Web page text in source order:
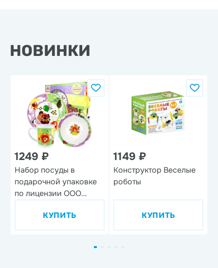
НОВИНКИ
1249 ₽
Набор посуды в
подарочной упаковке
по лицензии ООО
дизайн 1, 3 предмета,
фарфор
КУПИТЬ
1149 ₽
Конструктор Веселые
роботы
КУПИТЬ